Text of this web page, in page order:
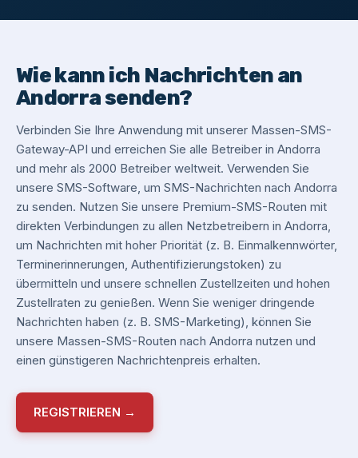
Wie kann ich Nachrichten an
Andorra senden?
Verbinden Sie Ihre Anwendung mit unserer Massen-SMS-
Gateway-API und erreichen Sie alle Betreiber in Andorra
und mehr als 2000 Betreiber weltweit. Verwenden Sie
unsere SMS-Software, um SMS-Nachrichten nach Andorra
zu senden. Nutzen Sie unsere Premium-SMS-Routen mit
direkten Verbindungen zu allen Netzbetreibern in Andorra,
um Nachrichten mit hoher Priorität (z. B. Einmalkennwörter,
Terminerinnerungen, Authentifizierungstoken) zu
übermitteln und unsere schnellen Zustellzeiten und hohen
Zustellraten zu genießen. Wenn Sie weniger dringende
Nachrichten haben (z. B. SMS-Marketing), können Sie
unsere Massen-SMS-Routen nach Andorra nutzen und
einen günstigeren Nachrichtenpreis erhalten.
REGISTRIEREN →